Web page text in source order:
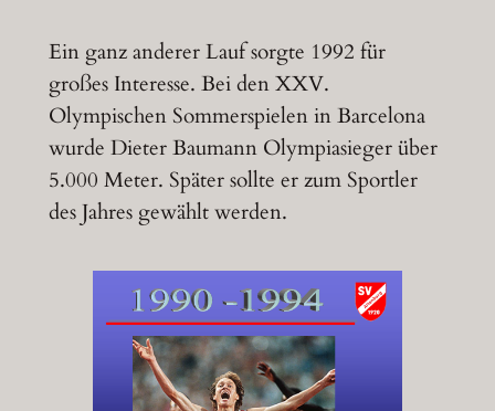
Ein ganz anderer Lauf sorgte 1992 für
großes Interesse. Bei den XXV.
Olympischen Sommerspielen in Barcelona
wurde Dieter Baumann Olympiasieger über
5.000 Meter. Später sollte er zum Sportler
des Jahres gewählt werden.